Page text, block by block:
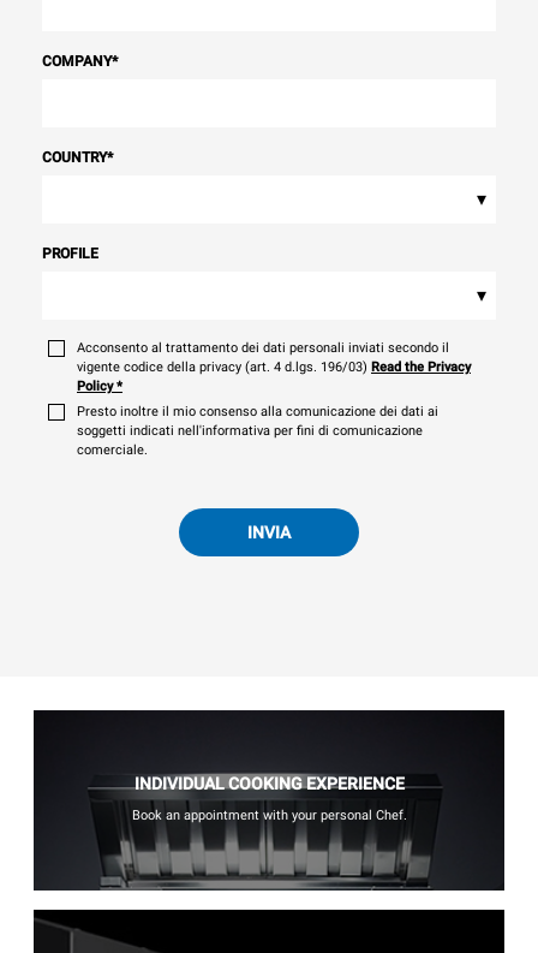
COMPANY*
COUNTRY*
▾
PROFILE
▾
Acconsento al trattamento dei dati personali inviati secondo il
vigente codice della privacy (art. 4 d.lgs. 196/03) Read the Privacy
Policy*
Presto inoltre il mio consenso alla comunicazione dei dati ai
soggetti indicati nell'informativa per fini di comunicazione
comerciale.
INVIA
INDIVIDUAL COOKING EXPERIENCE
Book an appointment with your personal Chef.